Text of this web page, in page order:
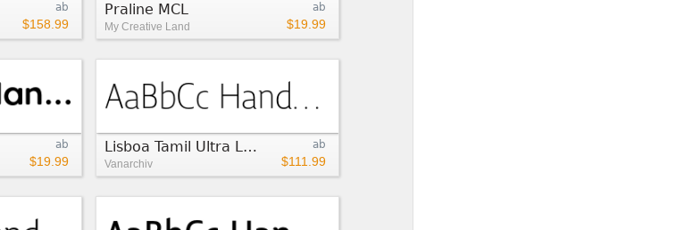
ab
$158.99
ab
$19.99
Praline MCL
My Creative Land
ab
$19.99
ab
$111.99
Lisboa Tamil Ultra Light
Vanarchiv